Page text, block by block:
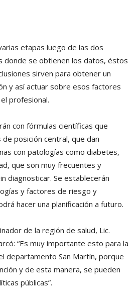
etapas luego de las dos
donde se obtienen los datos, éstos
sirven para obtener un
y así actuar sobre esos factores
profesional.
con fórmulas científicas que
posición central, que dan
con patologías como diabetes,
que son muy frecuentes y
diagnosticar. Se establecerán
y factores de riesgo y
hacer una planificación a futuro.
de la región de salud, Lic.
“Es muy importante esto para la
departamento San Martín, porque
y de esta manera, se pueden
públicas”.